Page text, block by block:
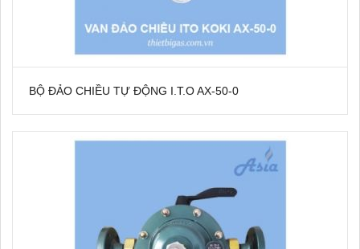
BỘ ĐẢO CHIỀU TỰ ĐỘNG I.T.O AX-50-0